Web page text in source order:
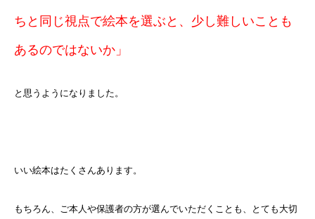
ちと同じ視点で絵本を選ぶと、少し難しいことも
あるのではないか」
と思うようになりました。
いい絵本はたくさんあります。
もちろん、ご本人や保護者の方が選んでいただくことも、とても大切